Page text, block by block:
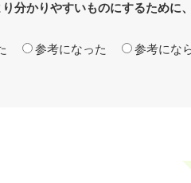
分かりやすいものにするために
参考になった 参考にな